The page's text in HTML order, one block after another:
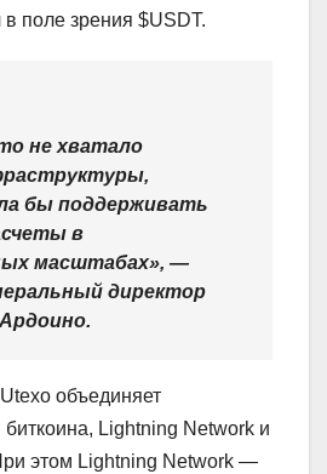
в поле зрения $USDT.
не хватало
бы поддерживать
в
масштабах», —
директор
объединяет
биткоина, Lightning Network и
этом Lightning Network —